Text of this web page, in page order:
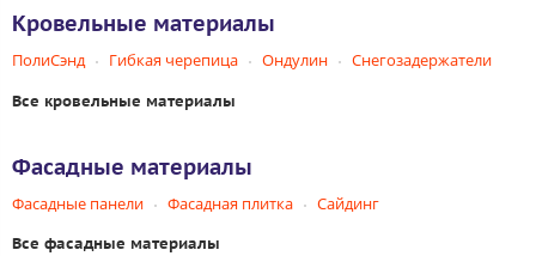
Кровельные материалы
ПолиСэнд Гибкая черепица Ондулин Снегозадержатели
Все кровельные материалы
Фасадные материалы
Фасадные панели Фасадная плитка Сайдинг
Все фасадные материалы